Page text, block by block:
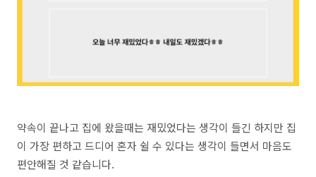
약속이 끝나고 집에 왔을때는 재밌었다는 생각이 들긴 하지만 집
이 가장 편하고 드디어 혼자 쉴 수 있다는 생각이 들면서 마음도
편안해질 것 같습니다.